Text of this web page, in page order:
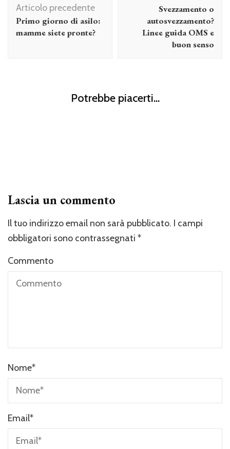
Articolo precedente
Primo giorno di asilo:
mamme siete pronte?
Svezzamento o
autosvezzamento?
Linee guida OMS e
buon senso
Potrebbe piacerti...
Sterilizzatore per neonati: quali sono i migliori e come
Lascia un commento
Il tuo indirizzo email non sarà pubblicato. I campi
obbligatori sono contrassegnati *
Commento
Nome*
Email*